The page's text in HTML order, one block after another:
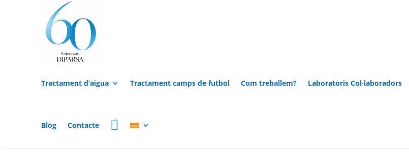
Tractament d’aigua Tractament camps de futbol Com treballem? Laboratoris Col·laboradors
Blog Contacte